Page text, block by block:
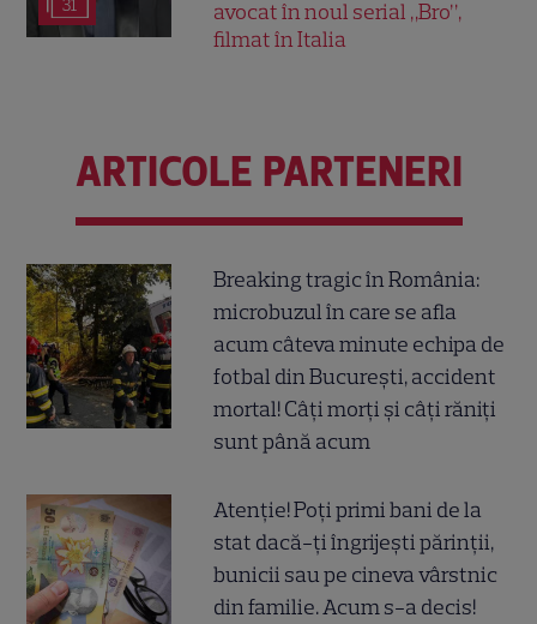
31
avocat în noul serial „Bro”,
filmat în Italia
ARTICOLE PARTENERI
Breaking tragic în România:
microbuzul în care se afla
acum câteva minute echipa de
fotbal din București, accident
mortal! Câți morți și câți răniți
sunt până acum
Atenție! Poți primi bani de la
stat dacă-ți îngrijești părinții,
bunicii sau pe cineva vârstnic
din familie. Acum s-a decis!